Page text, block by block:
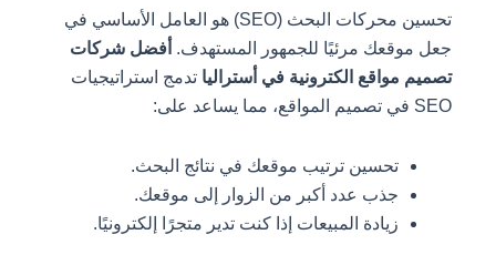
تحسين محركات البحث (SEO) هو العامل الأساسي في
مرئيًا للجمهور المستهدف.
أفضل شركات
الكترونية في أسترالياتدمج استراتيجيات
تحسين ترتيب موقعك في نتائج البحث.
جذب عدد أكبر من الزوار إلى موقعك.
زيادة المبيعات إذا كنت تدير متجرًا إلكترونيًا.